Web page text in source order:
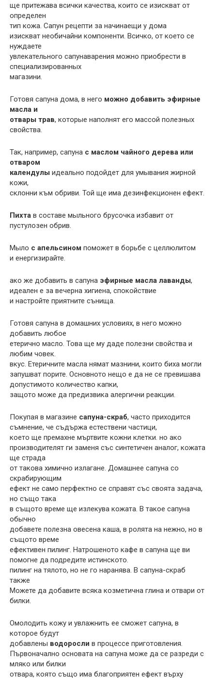
ще притежава всички качества, които се изискват от
определен
тип кожа. Сапун рецепти за начинаещи у дома
изискват необичайни компоненти. Всичко, от което се
нуждаете
увлекательного сапунаварения можно приобрести в
специализированных
магазини.
Готовя сапуна дома, в него можно добавить эфирные
масла и
отвары трав, которые наполнят его массой полезных
свойства.
Так, например, сапуна с маслом чайного дерева или
отваром
календулы идеально подойдет для умывания жирной
кожи,
склонни към обриви. Той ще има дезинфекционен ефект.
Пихта в составе мыльного брусочка избавит от
пустулозен обрив.
Мыло с апельсином поможет в борьбе с целлюлитом
и енергизирайте.
ако же добавить в сапуна эфирные масла лаванды,
идеален е за вечерна хигиена, спокойствие
и настройте приятните сънища.
Готовя сапуна в домашних условиях, в него можно
добавить любое
етерично масло. Това ще му даде полезни свойства и
любим човек.
вкус. Етеричните масла нямат мазнини, които биха могли
запушват порите. Основното нещо е да не се превишава
допустимото количество капки,
защото може да предизвика алергични реакции.
Покупая в магазине сапуна-скраб, часто приходится
съмнение, че съдържа естествени частици,
което ще премахне мъртвите кожни клетки. но ако
производителят ги заменя със синтетичен аналог, кожата
ще страда
от такова химично излагане. Домашнее сапуна со
скрабирующим
ефект не само перфектно се справят със своята задача,
но също така
в същото време ще излекува кожата. В такое сапуна
обычно
добавете полезна овесена каша, в ролята на нежно, но в
същото време
ефективен пилинг. Натрошеното кафе в сапуна ще ви
помогне да подредите истинското.
пилинг на тялото, но не го наранява. В сапуна-скраб
также
Можете да добавите всяка козметична глина и отвари от
билки.
Омолодить кожу и увлажнить ее сможет сапуна, в
которое будут
добавлены водоросли в процессе приготовления.
Първоначално основата на сапуна може да се разреди с
мляко или билки
отвара, която също има благоприятен ефект върху